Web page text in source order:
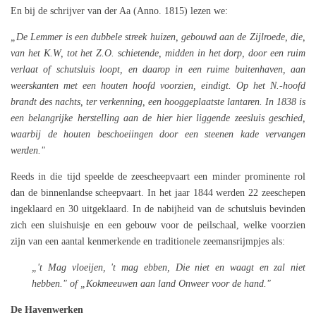
En bij de schrijver van der Aa (Anno. 1815) lezen we:
„De Lemmer is een dubbele streek huizen, gebouwd aan de Zijlroede, die,
van het K.W, tot het Z.O. schietende, midden in het dorp, door een ruim
verlaat of schutsluis loopt, en daarop in een ruime buitenhaven, aan
weerskanten met een houten hoofd voorzien, eindigt. Op het N.-hoofd
brandt des nachts, ter verkenning, een hooggeplaatste lantaren. In 1838 is
een belangrijke herstelling aan de hier hier liggende zeesluis geschied,
waarbij de houten beschoeiingen door een steenen kade vervangen
werden."
Reeds in die tijd speelde de zeescheepvaart een minder prominente rol
dan de binnenlandse scheepvaart. In het jaar 1844 werden 22 zeeschepen
ingeklaard en 30 uitgeklaard. In de nabijheid van de schutsluis bevinden
zich een sluishuisje en een gebouw voor de peilschaal, welke voorzien
zijn van een aantal kenmerkende en traditionele zeemansrijmpjes als:
„'t Mag vloeijen, 't mag ebben, Die niet en waagt en zal niet
hebben." of „Kokmeeuwen aan land Onweer voor de hand."
De Havenwerken